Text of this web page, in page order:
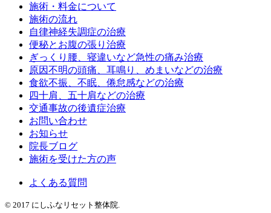
施術・料金について
施術の流れ
自律神経失調症の治療
便秘とお腹の張り治療
ぎっくり腰、寝違いなど急性の痛み治療
原因不明の頭痛、耳鳴り、めまいなどの治療
食欲不振、不眠、倦怠感などの治療
四十肩、五十肩などの治療
交通事故の後遺症治療
お問い合わせ
お知らせ
院長ブログ
施術を受けた方の声
よくある質問
© 2017 にしふなリセット整体院.